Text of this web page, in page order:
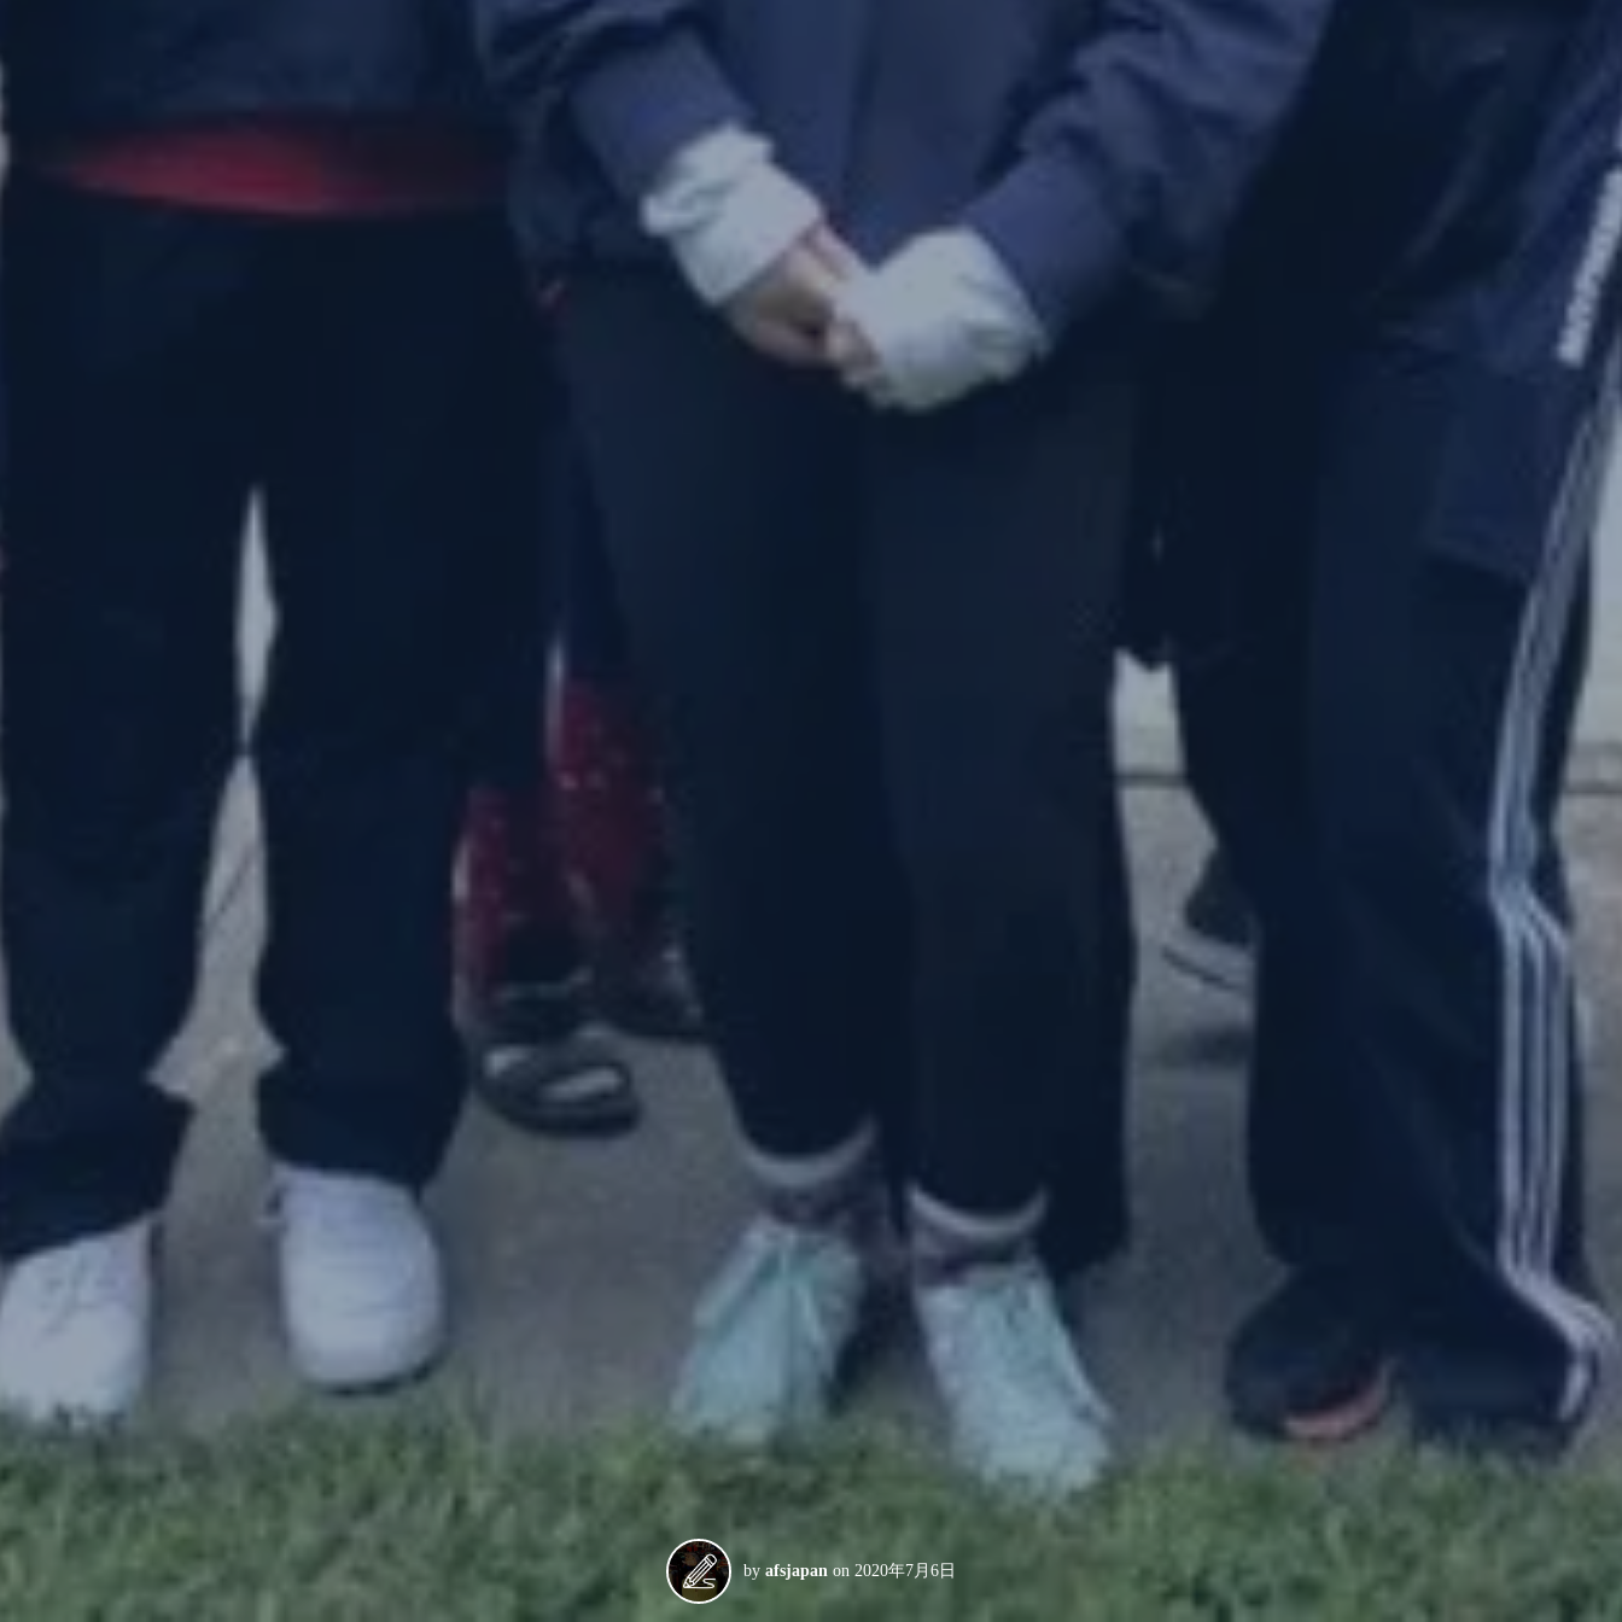
by afsjapan on 2020年7月6日